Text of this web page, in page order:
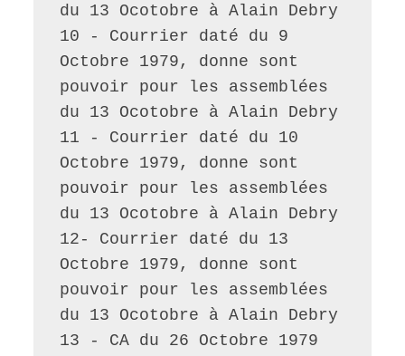
du 13 Ocotobre à Alain Debry
10 - Courrier daté du 9
Octobre 1979, donne sont
pouvoir pour les assemblées
du 13 Ocotobre à Alain Debry
11 - Courrier daté du 10
Octobre 1979, donne sont
pouvoir pour les assemblées
du 13 Ocotobre à Alain Debry
12- Courrier daté du 13
Octobre 1979, donne sont
pouvoir pour les assemblées
du 13 Ocotobre à Alain Debry
13 - CA du 26 Octobre 1979